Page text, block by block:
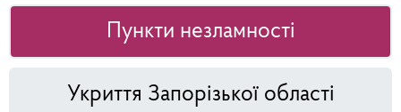
Пункти незламності
Укриття Запорізької області